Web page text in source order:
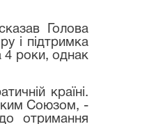
Голова
і підтримка
4 роки, однак
країні.
Союзом, -
отримання